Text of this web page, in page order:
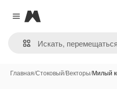
Close menu
Magnific
Главная/Стоковый/Векторы/Милый